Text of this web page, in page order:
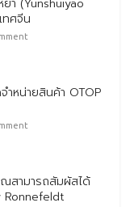
า (Yunshuiyao
ทศจีน
หน่ายสินค้า OTOP
สามารถสัมผัสได้
Ronnefeldt